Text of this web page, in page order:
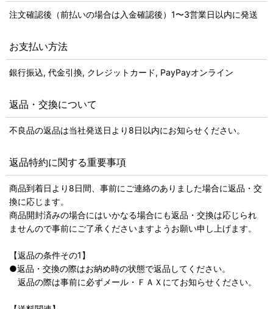
注文確認後（前払いの場合は入金確認後）1〜3営業日以内に発送
お支払い方法
銀行振込, 代金引換, クレジットカード, PayPayオンライン
返品・交換について
不良品の返品は当社発送日より8日以内にお知らせください。
返品特約に関する重要事項
商品到着日より8日間、事前にご連絡のありました場合に返品・交
換に応じます。
商品開封済みの場合にはいかなる場合にも返品・交換は応じられ
ませんので事前にご了承くださいますようお願い申し上げます。
【返品の条件その1】
●返品・交換の際はお納め時の状態で返品してください。
返品の際は事前に必ずメール・ＦＡＸにてお知らせください。